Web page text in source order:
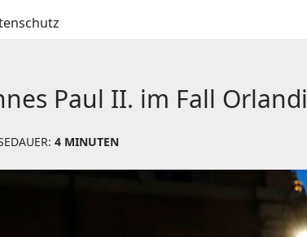
Paul II. im Fall Orlandi
4 MINUTEN